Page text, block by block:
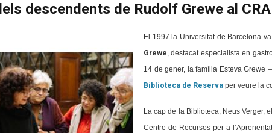
descendents de Rudolf Grewe al
El 1997 la Universitat de Barcelona
Grewe, destacat especialista en
14 de gener, la família Esteva Grewe
Biblioteca de Reserva per veure la
La cap de la Biblioteca, Neus Verger,
Centre de Recursos per a